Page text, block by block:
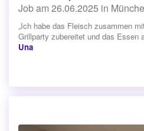
Job am 26.06.2025 in
„Ich habe das Fleisch zusammen
Grillparty zubereitet und das Essen
Una